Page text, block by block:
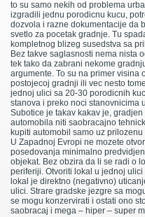
to su samo nekih od problema
izgradili jednu porodicnu kucu,
dozvola i razne dokumentacije da
svetlo za pocetak gradnje. Tu
kompletnog blizeg susedstva sa
Bez takve saglasnosti nema nista
tek tako da zabrani nekome
argumente. To su na primer
postojecoj gradnji ili vec nesto
jednoj ulici sa 20-30 porodicnih
stanova i preko noci stanovnicima
Subotice je takav kakav je,
automobila niti saobracajno
kupiti automobil samo uz
U Zapadnoj Evropi ne mozete
posedovanja minimalno
objekat. Bez obzira da li se radi o
periferiji. Otvoriti lokal u jednoj
lokal je direktno (negativno)
ulici. Strare gradske jezgre sa
se mogu konzervirati i ostati ono
saobracaj i mega – hiper – super